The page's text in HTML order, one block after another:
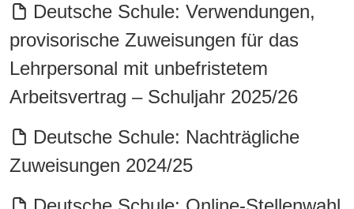
Deutsche Schule: Verwendungen,
provisorische Zuweisungen für das
Lehrpersonal mit unbefristetem
Arbeitsvertrag – Schuljahr 2025/26
Deutsche Schule: Nachträgliche
Zuweisungen 2024/25